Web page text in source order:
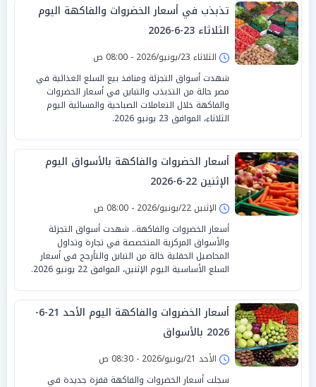
تذبذب في أسعار الخضروات والفاكهة اليوم
الثلاثاء 23-6-2026
الثلاثاء 23/يونيو/2026 - 08:00 ص
شهدت أسواق التجزئة ومنافذ بيع السلع الغذائية في
مصر حالة من التذبذب والتباين في أسعار الخضروات
والفاكهة خلال التعاملات الصباحية والمسائية اليوم
الثلاثاء، الموافق 23 يونيو 2026.
أسعار الخضروات والفاكهة بالأسواق اليوم
الإثنين 22-6-2026
الإثنين 22/يونيو/2026 - 08:00 ص
أسعار الخضروات والفاكهة.. شهدت أسواق التجزئة
والأسواق المركزية المتخصصة في تجارة وتداول
المحاصيل الحقلية حالة من التباين والتأرجح في أسعار
السلع الأساسية اليوم الإثنين، الموافق 22 يونيو 2026.
أسعار الخضروات والفاكهة اليوم الأحد 21-6-
2026 بالأسواق
الأحد 21/يونيو/2026 - 08:30 ص
سجلت أسعار الخضروات والفاكهة قفزة جديدة في